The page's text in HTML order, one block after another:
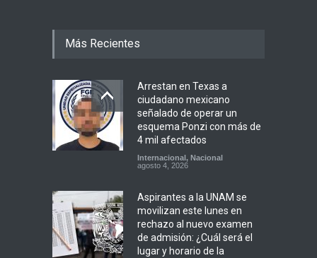
Más Recientes
Arrestan en Texas a
ciudadano mexicano
señalado de operar un
esquema Ponzi con más de
4 mil afectados
Internacional , Nacional
agosto 4, 2026
Aspirantes a la UNAM se
movilizan este lunes en
rechazo al nuevo examen
de admisión: ¿Cuál será el
lugar y horario de la